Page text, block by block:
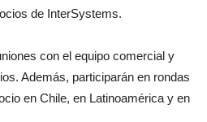
de InterSystems.
con el equipo comercial y
Además, participarán en rondas
en Chile, en Latinoamérica y en